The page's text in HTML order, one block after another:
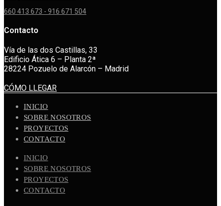
660 413 673 - 916 671 504
Contacto
Vía de las dos Castillas, 33
Edificio Ática 6 – Planta 2ª
28224 Pozuelo de Alarcón – Madrid
CÓMO LLEGAR
INICIO
SOBRE NOSOTROS
PROYECTOS
CONTACTO
INICIO
SOBRE NOSOTROS
PROYECTOS
CONTACTO